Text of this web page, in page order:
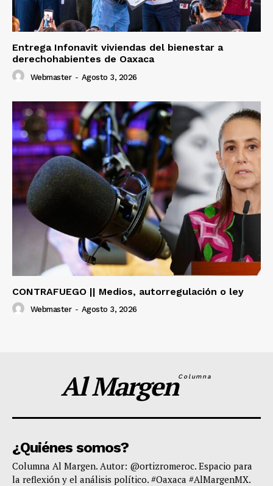
Entrega Infonavit viviendas del bienestar a
derechohabientes de Oaxaca
Webmaster - Agosto 3, 2026
CONTRAFUEGO || Medios, autorregulación o ley
Webmaster - Agosto 3, 2026
Al MargenColumna
¿Quiénes somos?
Columna Al Margen. Autor: @ortizromeroc. Espacio para
la reflexión y el análisis político. #Oaxaca #AlMargenMX.